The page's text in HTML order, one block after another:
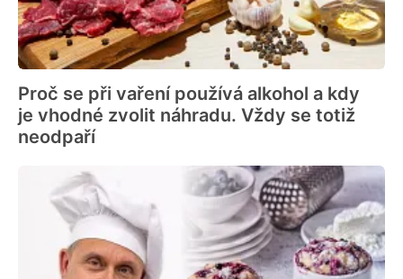
Proč se při vaření používá alkohol a kdy
je vhodné zvolit náhradu. Vždy se totiž
neodpaří